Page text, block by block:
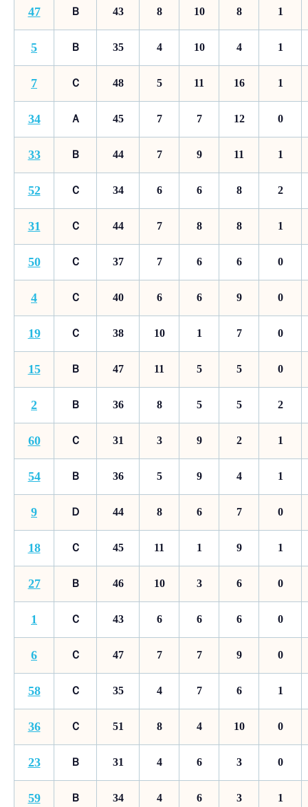
47 Ｂ 43 8 10 8 1
5 Ｂ 35 4 10 4 1
7 Ｃ 48 5 11 16 1
34 Ａ 45 7 7 12 0
33 Ｂ 44 7 9 11 1
52 Ｃ 34 6 6 8 2
31 Ｃ 44 7 8 8 1
50 Ｃ 37 7 6 6 0
4 Ｃ 40 6 6 9 0
19 Ｃ 38 10 1 7 0
15 Ｂ 47 11 5 5 0
2 Ｂ 36 8 5 5 2
60 Ｃ 31 3 9 2 1
54 Ｂ 36 5 9 4 1
9 Ｄ 44 8 6 7 0
18 Ｃ 45 11 1 9 1
27 Ｂ 46 10 3 6 0
1 Ｃ 43 6 6 6 0
6 Ｃ 47 7 7 9 0
58 Ｃ 35 4 7 6 1
36 Ｃ 51 8 4 10 0
23 Ｂ 31 4 6 3 0
59 Ｂ 34 4 6 3 1